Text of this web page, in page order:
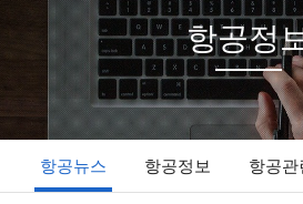
항공정
항공뉴스 항공정보 항공관